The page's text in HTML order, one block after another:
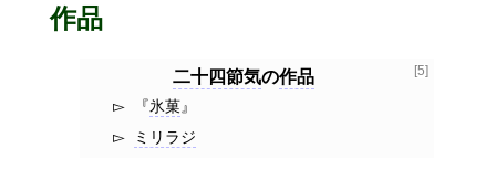
作品
[5]
二十四節気の作品
氷菓
ミリラジ